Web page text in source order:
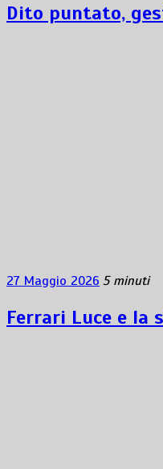
Dito puntato,
27 Maggio 2026 5 minuti
Ferrari Luce e la